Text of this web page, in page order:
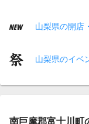
山梨県の開店
山梨県のイベ
南巨摩郡富士川町